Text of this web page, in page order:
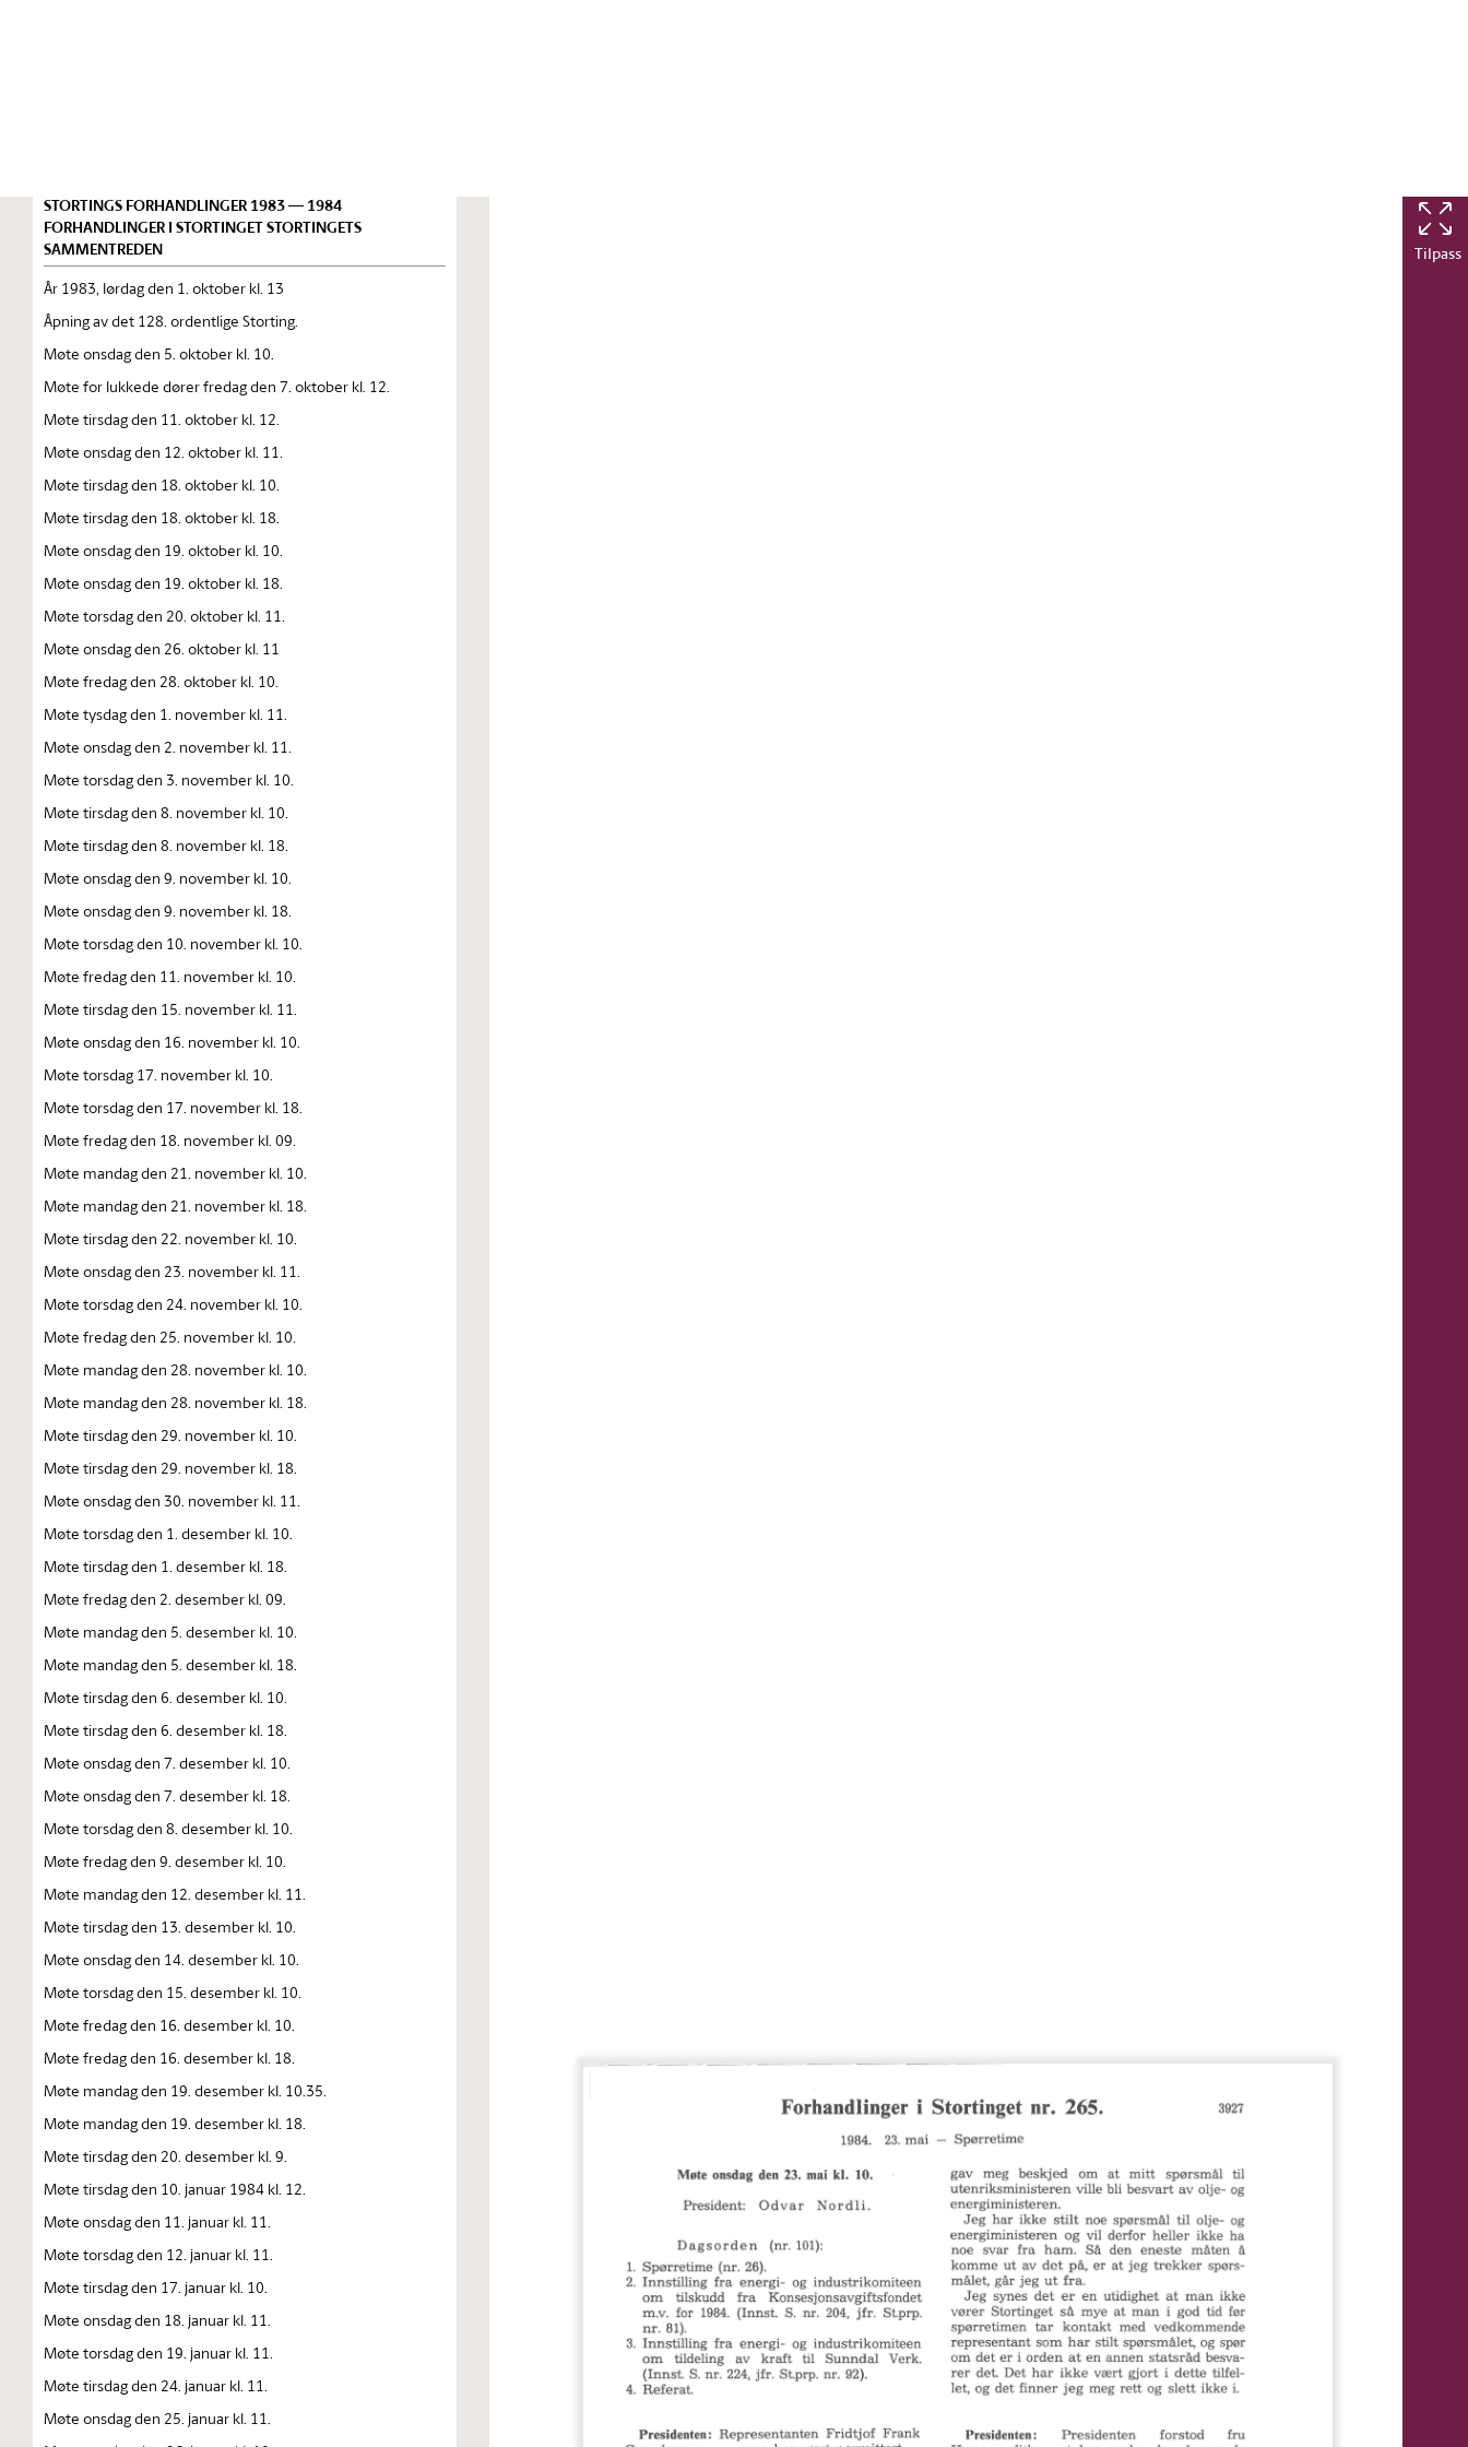
STORTINGS FORHANDLINGER 1983 — 1984
FORHANDLINGER I STORTINGET STORTINGETS
SAMMENTREDEN
År 1983, lørdag den 1. oktober kl. 13
Åpning av det 128. ordentlige Storting.
Møte onsdag den 5. oktober kl. 10.
Møte for lukkede dører fredag den 7. oktober kl. 12.
Møte tirsdag den 11. oktober kl. 12.
Møte onsdag den 12. oktober kl. 11.
Møte tirsdag den 18. oktober kl. 10.
Møte tirsdag den 18. oktober kl. 18.
Møte onsdag den 19. oktober kl. 10.
Møte onsdag den 19. oktober kl. 18.
Møte torsdag den 20. oktober kl. 11.
Møte onsdag den 26. oktober kl. 11
Møte fredag den 28. oktober kl. 10.
Møte tysdag den 1. november kl. 11.
Møte onsdag den 2. november kl. 11.
Møte torsdag den 3. november kl. 10.
Møte tirsdag den 8. november kl. 10.
Møte tirsdag den 8. november kl. 18.
Møte onsdag den 9. november kl. 10.
Møte onsdag den 9. november kl. 18.
Møte torsdag den 10. november kl. 10.
Møte fredag den 11. november kl. 10.
Møte tirsdag den 15. november kl. 11.
Møte onsdag den 16. november kl. 10.
Møte torsdag 17. november kl. 10.
Møte torsdag den 17. november kl. 18.
Møte fredag den 18. november kl. 09.
Møte mandag den 21. november kl. 10.
Møte mandag den 21. november kl. 18.
Møte tirsdag den 22. november kl. 10.
Møte onsdag den 23. november kl. 11.
Møte torsdag den 24. november kl. 10.
Møte fredag den 25. november kl. 10.
Møte mandag den 28. november kl. 10.
Møte mandag den 28. november kl. 18.
Møte tirsdag den 29. november kl. 10.
Møte tirsdag den 29. november kl. 18.
Møte onsdag den 30. november kl. 11.
Møte torsdag den 1. desember kl. 10.
Møte tirsdag den 1. desember kl. 18.
Møte fredag den 2. desember kl. 09.
Møte mandag den 5. desember kl. 10.
Møte mandag den 5. desember kl. 18.
Møte tirsdag den 6. desember kl. 10.
Møte tirsdag den 6. desember kl. 18.
Møte onsdag den 7. desember kl. 10.
Møte onsdag den 7. desember kl. 18.
Møte torsdag den 8. desember kl. 10.
Møte fredag den 9. desember kl. 10.
Møte mandag den 12. desember kl. 11.
Møte tirsdag den 13. desember kl. 10.
Møte onsdag den 14. desember kl. 10.
Møte torsdag den 15. desember kl. 10.
Møte fredag den 16. desember kl. 10.
Møte fredag den 16. desember kl. 18.
Møte mandag den 19. desember kl. 10.35.
Møte mandag den 19. desember kl. 18.
Møte tirsdag den 20. desember kl. 9.
Møte tirsdag den 10. januar 1984 kl. 12.
Møte onsdag den 11. januar kl. 11.
Møte torsdag den 12. januar kl. 11.
Møte tirsdag den 17. januar kl. 10.
Møte onsdag den 18. januar kl. 11.
Møte torsdag den 19. januar kl. 11.
Møte tirsdag den 24. januar kl. 11.
Møte onsdag den 25. januar kl. 11.